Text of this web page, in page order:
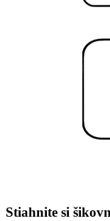
Stiahnite si